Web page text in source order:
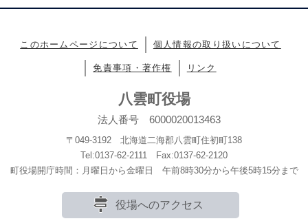
このホームページについて 個人情報の取り扱いについて
免責事項・著作権 リンク
八雲町役場
法人番号 6000020013463
〒049-3192 北海道二海郡八雲町住初町138
Tel:0137-62-2111 Fax:0137-62-2120
町役場開庁時間：月曜日から金曜日 午前8時30分から午後5時15分まで
役場へのアクセス